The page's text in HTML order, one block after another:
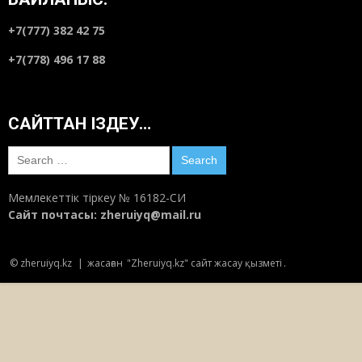
14:07
Олар ант қабылдады
20:52 Маусым 5, 2018
Отбасы құндылығындағы КЕЛІННІҢ РӨЛІ
қандай?
+7(777) 382 42 75
+7(778) 496 17 88
САЙТТАН ІЗДЕУ…
Search
for:
Мемлекеттік тіркеу № 16182-СИ
Сайт почтасы: zheruiyq@mail.ru
© zheruiyq.kz | жасаған "Zheruiyq.kz" сайт жасау қызметі .